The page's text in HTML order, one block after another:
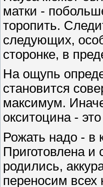
матки -
торопить.
следующих,
сторонке, в
Hа ощупь
становится
максимум.
окситоцина -
Рожать надо - в
Приготовлена и
родились,
переносим всех